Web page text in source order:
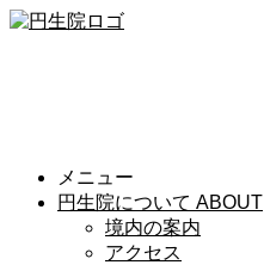
メニュー
円生院について ABOUT
境内の案内
アクセス